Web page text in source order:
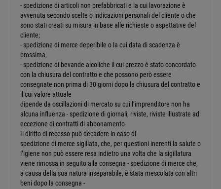
- spedizione di articoli non prefabbricati e la cui lavorazione è
avvenuta secondo scelte o indicazioni personali del cliente o che
sono stati creati su misura in base alle richieste o aspettative del
cliente;
- spedizione di merce deperibile o la cui data di scadenza è
prossima,
- spedizione di bevande alcoliche il cui prezzo è stato concordato
con la chiusura del contratto e che possono però essere
consegnate non prima di 30 giorni dopo la chiusura del contratto e
il cui valore attuale
dipende da oscillazioni di mercato su cui l’imprenditore non ha
alcuna influenza - spedizione di giornali, riviste, riviste illustrate ad
eccezione di contratti di abbonamento
Il diritto di recesso può decadere in caso di
spedizione di merce sigillata, che, per questioni inerenti la salute o
l’igiene non può essere resa indietro una volta che la sigillatura
viene rimossa in seguito alla consegna - spedizione di merce che,
a causa della sua natura inseparabile, è stata mescolata con altri
beni dopo la consegna -